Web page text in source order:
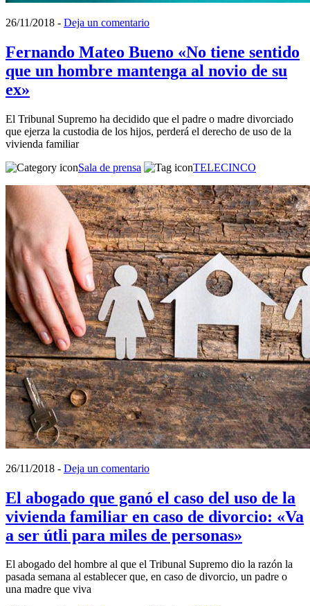
26/11/2018 - Deja un comentario
Fernando Mateo Bueno «No tiene sentido
que un hombre mantenga al novio de su
ex»
El Tribunal Supremo ha decidido que el padre o madre divorciado
que ejerza la custodia de los hijos, perderá el derecho de uso de la
vivienda familiar
Sala de prensa
TELECINCO
26/11/2018 - Deja un comentario
El abogado que ganó el caso del uso de la
vivienda familiar en caso de divorcio: «Va
a ser útli para miles de personas»
El abogado del hombre al que el Tribunal Supremo dio la razón la
pasada semana al establecer que, en caso de divorcio, un padre o
una madre que viva